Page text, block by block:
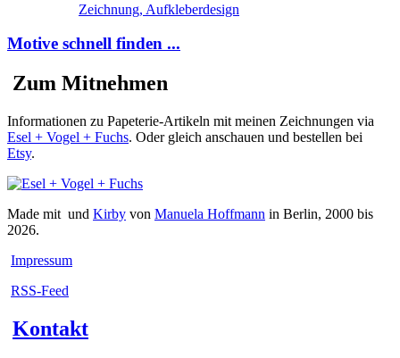
Zeichnung, Aufkleberdesign
Motive schnell finden ...
Zum Mitnehmen
Informationen zu Papeterie-Artikeln mit meinen Zeichnungen via
Esel + Vogel + Fuchs. Oder gleich anschauen und bestellen bei
Etsy.
Made mit und Kirby von Manuela Hoffmann in Berlin, 2000 bis
2026.
Impressum
RSS-Feed
Kontakt